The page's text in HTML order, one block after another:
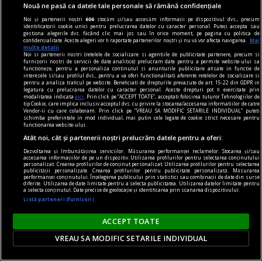
Mașina vedetei a căzut în craterul din zona
Eroilor: „M-am speriat foarte tare”
Artista Carmen Șerban a trecut prin momente
de panică, după ce a căzut cu mașina în craterul
apărut în zona Eroilor. Cântăreața a povestit că a
trecut cu ambele roți din partea stângă prin
crater și că, pentru câteva momente, a crezut că
mașina i s‑a distrus.
Nouă ne pasă ca datele tale personale să rămână confidențiale
Noi și partenerii noștri606 stocăm și/sau accesăm informații pe dispozitivul dvs., precum
identificatorii cookie unici pentru prelucrarea datelor cu caracter personal. Puteți accepta sau
gestiona alegerile dvs. făcând clic mai jos sau în orice moment, pe pagina cu politica de
confidențialitate. Aceste alegeri vor fi raportate partenerilor noștri și nu vă vor afecta navigarea.
Mai
multe detalii
Noi si partenerii nostri (retelele de socializare si agentiile de publicitate partenere, precum si
furnizorii nostri de servicii de date analitice) prelucram date pentru a permite website-ului sa
functioneze, pentru a personaliza continutul si anunturile publicitare afisate in functie de
interesele si/sau profilul dvs., pentru a va oferi functionalitati aferente retelelor de socializare si
pentru a analiza traficul pe website. Beneficiati de drepturile prevazute de art. 15-22 din GDPR in
legatura cu prelucrarea datelor cu caracter personal. Aceste drepturi pot fi exercitate prin
modalitatea indicataaici
. Prin click pe “ACCEPT TOATE”, acceptati folosirea tuturor Tehnologiilor de
tip Cookie, care implica inclusiv acceptul dvs. cu privire la stocarea/accesarea informatiilor de catre
Vendor-ii cu care colaboram. Prin click pe “VREAU SA MODIFIC SETARILE INDIVIDUAL” puteti
schimba preferintele in mod individual, mai putin cele legate de cookie strict necesare pentru
functionarea website-ului.
Atât noi, cât și partenerii noștri prelucrăm datele pentru a oferi:
Dezvoltarea și îmbunătățirea serviciilor. Măsurarea performanței reclamelor. Stocarea și/sau
accesarea informațiilor de pe un dispozitiv. Utilizarea profilurilor pentru selectarea conținutului
personalizat. Crearea profilurilor de conținut personalizat. Utilizarea profilurilor pentru selectarea
publicității personalizate. Crearea profilurilor pentru publicitate personalizată. Măsurarea
performanței conținutului. Înțelegerea publicului prin statistici sau combinații de date din surse
diferite. Utilizarea de date limitate pentru a selecta publicitatea. Utilizarea datelor limitate pentru
a selecta conținutul. Date precise de geolocație și identificarea prin scanarea dispozitivului.
Listă parteneri (furnizori)
ACCEPT TOATE
VREAU SA MODIFIC SETARILE INDIVIDUAL